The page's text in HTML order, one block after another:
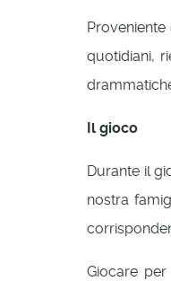
quotidiani,
Il gioco
Durante il
nostra
Giocare